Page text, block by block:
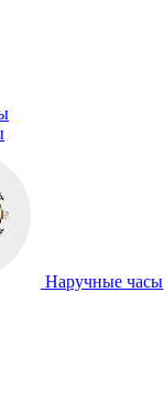
Наручные часы